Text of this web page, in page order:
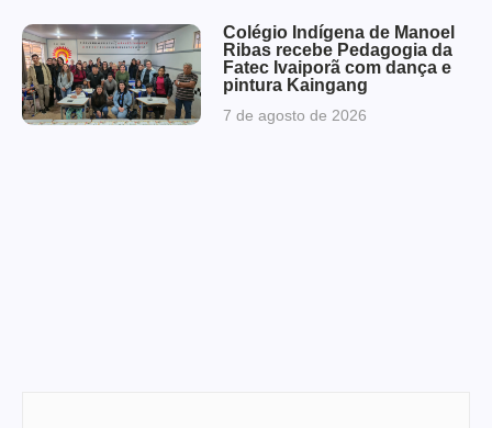
Colégio Indígena de Manoel
Ribas recebe Pedagogia da
Fatec Ivaiporã com dança e
pintura Kaingang
7 de agosto de 2026